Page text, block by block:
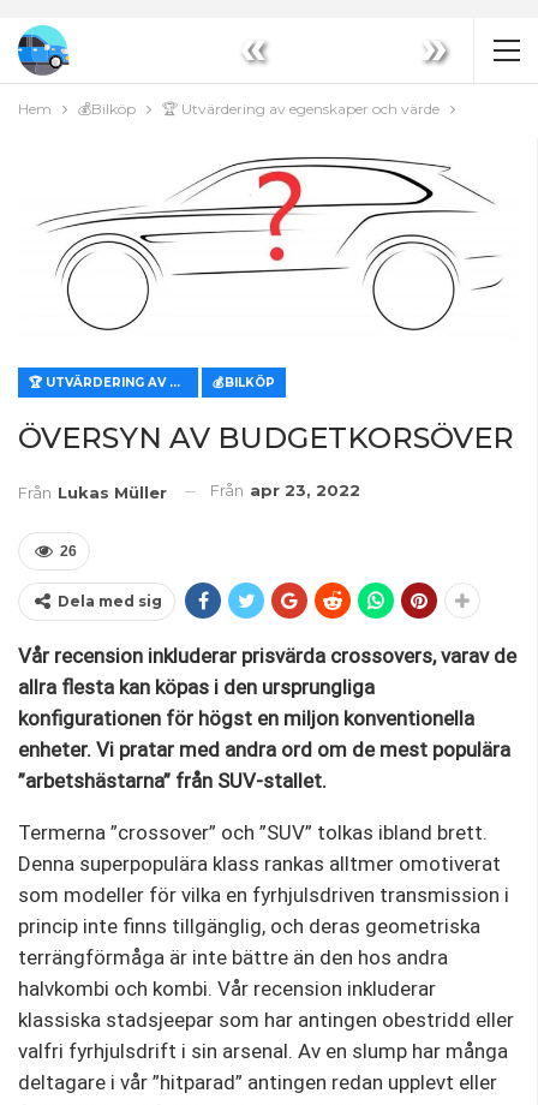
« »
Hem 💰Bilköp 🏆 Utvärdering av egenskaper och värde
🏆 UTVÄRDERING AV EGENSKAPER OCH VÄRDE 💰BILKÖP
ÖVERSYN AV BUDGETKORSÖVER
Från Lukas Müller Från apr 23, 2022
26
Dela med sig
Vår recension inkluderar prisvärda crossovers, varav de
allra flesta kan köpas i den ursprungliga
konfigurationen för högst en miljon konventionella
enheter. Vi pratar med andra ord om de mest populära
”arbetshästarna” från SUV-stallet.
Termerna ”crossover” och ”SUV” tolkas ibland brett.
Denna superpopulära klass rankas alltmer omotiverat
som modeller för vilka en fyrhjulsdriven transmission i
princip inte finns tillgänglig, och deras geometriska
terrängförmåga är inte bättre än den hos andra
halvkombi och kombi. Vår recension inkluderar
klassiska stadsjeepar som har antingen obestridd eller
valfri fyrhjulsdrift i sin arsenal. Av en slump har många
deltagare i vår ”hitparad” antingen redan upplevt eller